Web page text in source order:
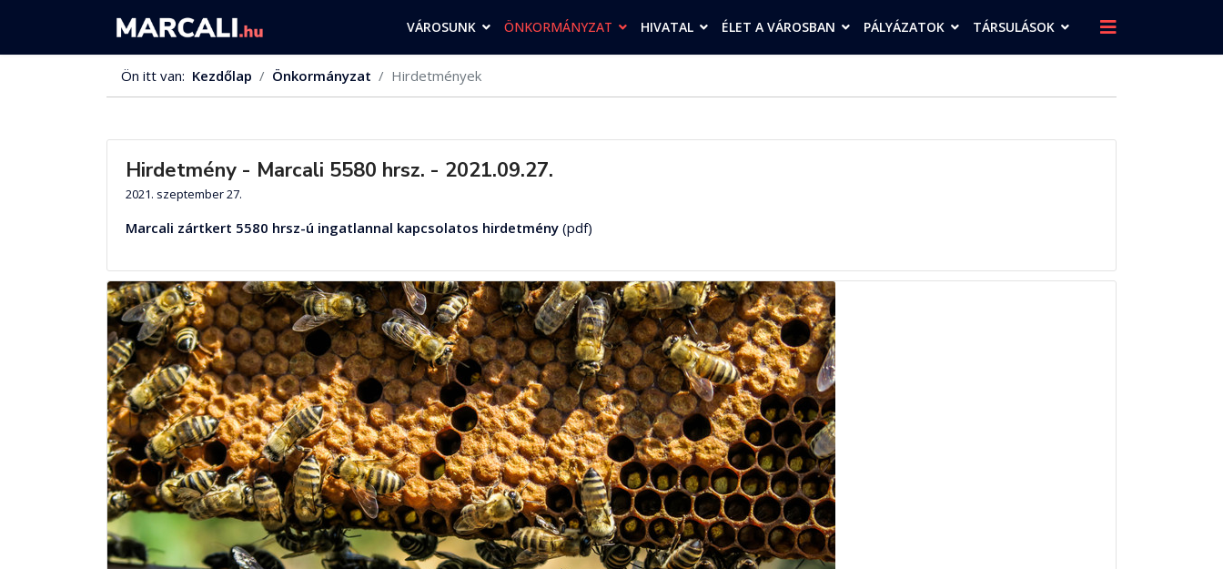
VÁROSUNK ÖNKORMÁNYZAT HIVATAL ÉLET A VÁROSBAN PÁLYÁZATOK TÁRSULÁSOK
Ön itt van: Kezdőlap Önkormányzat Hirdetmények
Hirdetmény - Marcali 5580 hrsz. - 2021.09.27.
2021. szeptember 27.
Marcali zártkert 5580 hrsz-ú ingatlannal kapcsolatos hirdetmény (pdf)